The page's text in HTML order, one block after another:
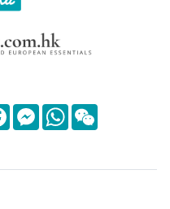
FacebookMessengerWhatsApp